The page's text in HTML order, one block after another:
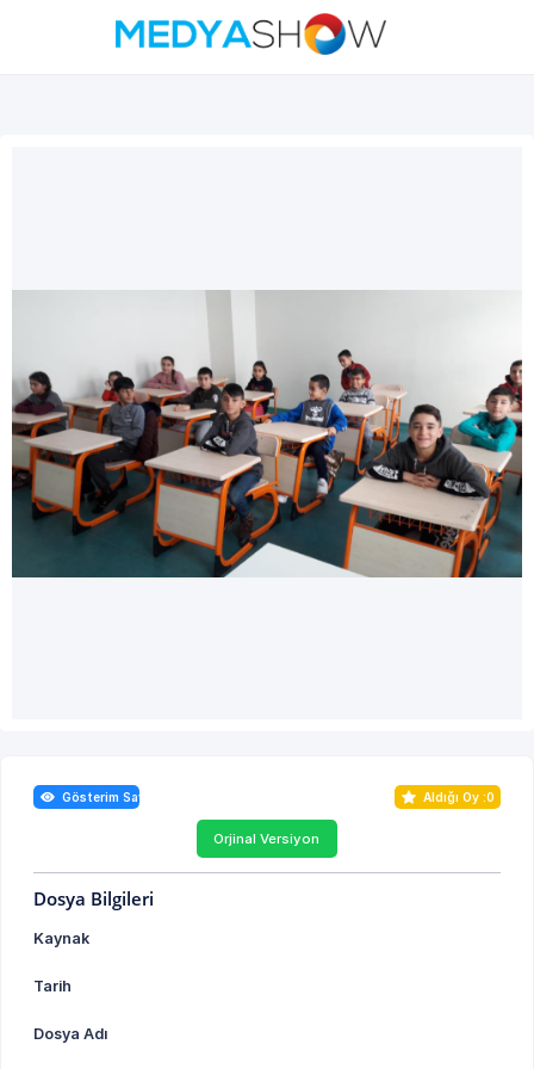
Gösterim Sayısı : 0 Aldığı Oy :0
Orjinal Versiyon
Dosya Bilgileri
Kaynak
Tarih
Dosya Adı